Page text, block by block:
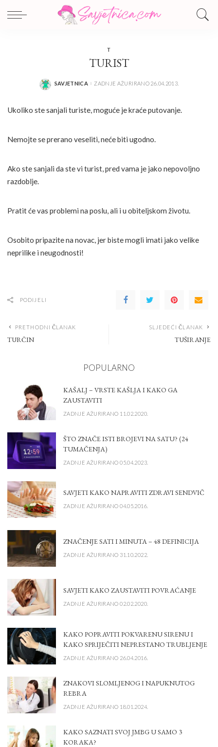
T
TURIST
POSTED
SAVJETNICA ZADNJE AŽURIRANO 26.04.2013.
Ukoliko ste sanjali turiste, moguće je kraće putovanje.
Nemojte se prerano veseliti, neće biti ugodno.
Ako ste sanjali da ste vi turist, pred vama je jako nepovoljno
razdoblje.
Pratit će vas problemi na poslu, ali i u obiteljskom životu.
Osobito pripazite na novac, jer biste mogli imati jako velike
neprilike i neugodnosti!
PODIJELI
PRETHODNI ČLANAK
TURČIN
SLJEDEĆI ČLANAK
TUŠIRANJE
POPULARNO
KAŠALJ – VRSTE KAŠLJA I KAKO GA
ZAUSTAVITI
ZADNJE AŽURIRANO 11.02.2020.
ŠTO ZNAČE ISTI BROJEVI NA SATU? (24
TUMAČENJA)
ZADNJE AŽURIRANO 05.04.2023.
SAVJETI KAKO NAPRAVITI ZDRAVI SENDVIČ
ZADNJE AŽURIRANO 04.05.2016.
ZNAČENJE SATI I MINUTA – 48 DEFINICIJA
ZADNJE AŽURIRANO 31.10.2022.
SAVJETI KAKO ZAUSTAVITI POVRAĆANJE
ZADNJE AŽURIRANO 02.02.2020.
KAKO POPRAVITI POKVARENU SIRENU I
KAKO SPRIJEČITI NEPRESTANO TRUBLJENJE
ZADNJE AŽURIRANO 26.04.2016.
ZNAKOVI SLOMLJENOG I NAPUKNUTOG
REBRA
ZADNJE AŽURIRANO 18.01.2024.
KAKO SAZNATI SVOJ JMBG U SAMO 3
KORAKA?